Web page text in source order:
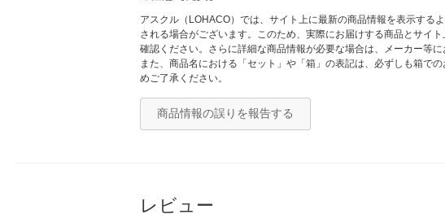
アスクル（LOHACO）では、サイト上に最新の商品情報を表示する
される場合がございます。このため、実際にお届けする商品とサイ
確認ください。さらに詳細な商品情報が必要な場合は、メーカー等に
また、商品名における「セット」や「箱」の表記は、必ずしも箱で
めご了承ください。
商品情報の誤りを報告する
レビュー